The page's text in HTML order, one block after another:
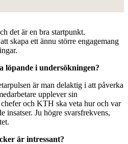
det är en bra startpunkt.
skapa ett ännu större engagemang
i undersökningen?
är man delaktig i att påverka
upplever sin
och KTH ska veta hur och var
insatser. Ju högre svarsfrekvens,
är intressant?